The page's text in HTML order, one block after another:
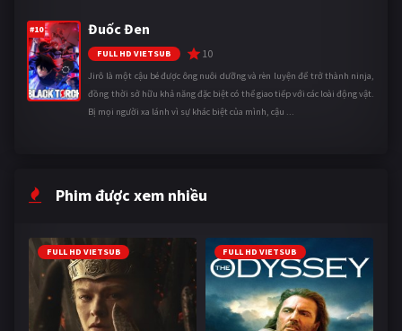
#10 Đuốc Đen
FULL HD VIETSUB 10
Jirô là một cậu bé được ông nuôi dưỡng và rèn luyện để trở thành ninja,
đồng thời sở hữu khả năng đặc biệt có thể giao tiếp với các loài động vật.
Bị mọi người xa lánh vì sự khác biệt của mình, cậu ...
Phim được xem nhiều
FULL HD VIETSUB FULL HD VIETSUB